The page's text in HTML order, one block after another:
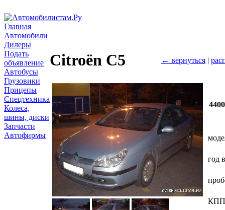
Главная
Автомобили
Дилеры
Подать
объявление
Автобусы
Грузовики
Прицепы
Спецтехника
Колеса,
шины, диски
Запчасти
Автофирмы
Citroёn C5 ← вернуться |
год
КПП